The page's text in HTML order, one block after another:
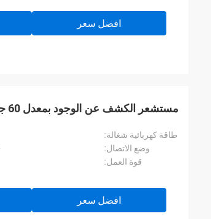
افضل سعر
مستشعر الكشف عن الوجود بمعدل 60 جيجا هرتز مع اتصال اتصال جاف 12 فولت
طاقة كهربائية شغالة:
وضع الاتصال:
قوة العمل:
افضل سعر